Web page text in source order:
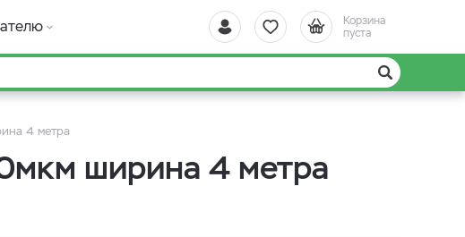
Корзина
пуста
4 метра
ширина 4 метра